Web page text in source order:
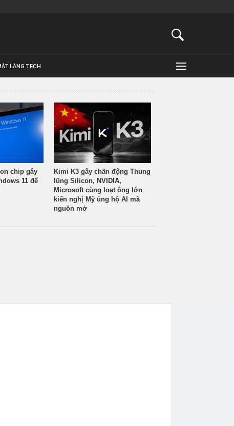
LÀNG TECH
chip gây
11 để
Kimi K3 gây chấn động Thung
lũng Silicon, NVIDIA,
Microsoft cùng loạt ông lớn
kiến nghị Mỹ ủng hộ AI mã
nguồn mở